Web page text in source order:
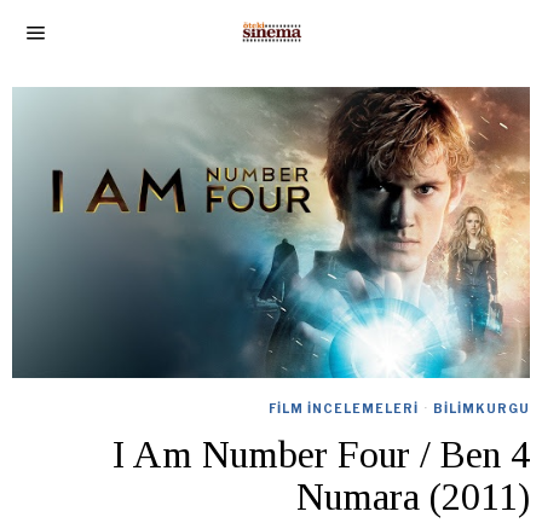
FILM İNCELEMELERI · BILIMKURGU
I Am Number Four / Ben 4
Numara (2011)